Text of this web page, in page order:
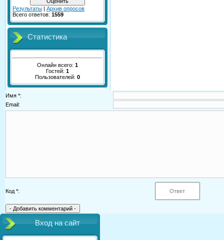
Результаты | Архив опросов
Всего ответов: 1559
Статистика
Онлайн всего: 1
Гостей: 1
Пользователей: 0
Имя *:
Email:
Код *:
Вход на сайт